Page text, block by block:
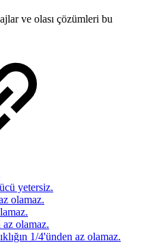
ve olası çözümleri bu
yetersiz.
olamaz.
az olamaz.
1/4'ünden az olamaz.